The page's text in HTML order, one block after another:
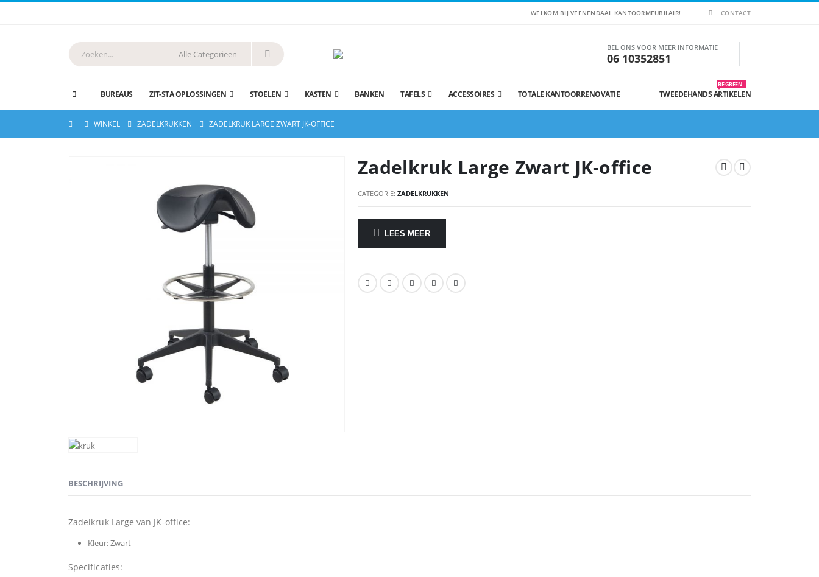
WELKOM BIJ VEENENDAAL KANTOORMEUBILAIR! CONTACT
BEL ONS VOOR MEER INFORMATIE
06 10352851
BUREAUS ZIT-STA OPLOSSINGEN STOELEN KASTEN BANKEN TAFELS ACCESSOIRES TOTALE KANTOORRENOVATIE TWEEDEHANDS ARTIKELEN
BE GREEN
WINKEL ZADELKRUKKEN ZADELKRUK LARGE ZWART JK-OFFICE
Zadelkruk Large Zwart JK-office
CATEGORIE: ZADELKRUKKEN
LEES MEER
BESCHRIJVING
Zadelkruk Large van JK-office:
Kleur: Zwart
Specificaties: